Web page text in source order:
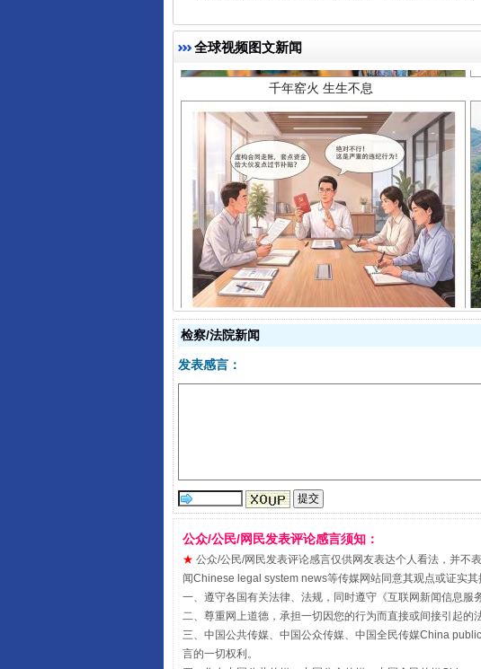
全球视频图文新闻
揭开“小金库”的免责幌子
检察/法院新闻
发表感言：
公众/公民/网民发表评论感言须知：
★ 公众/公民/网民发表评论感言仅供网友表达个人看法，并
闻Chinese legal system news等传媒网站同意其观点或证实
一、遵守各国有关法律、法规，同时遵守《互联网新闻信息服
二、尊重网上道德，承担一切因您的行为而直接或间接引起的
三、中国公共传媒、中国公众传媒、中国全民传媒China
言的一切权利。